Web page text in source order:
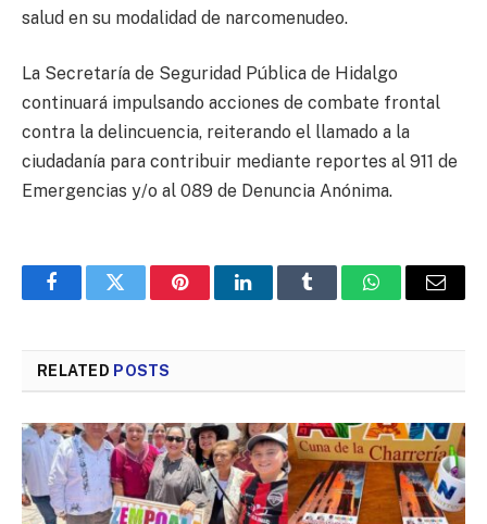
salud en su modalidad de narcomenudeo.
La Secretaría de Seguridad Pública de Hidalgo
continuará impulsando acciones de combate frontal
contra la delincuencia, reiterando el llamado a la
ciudadanía para contribuir mediante reportes al 911 de
Emergencias y/o al 089 de Denuncia Anónima.
FacebookTwitter PinterestLinkedInTumblr WhatsAppEmail
RELATED POSTS